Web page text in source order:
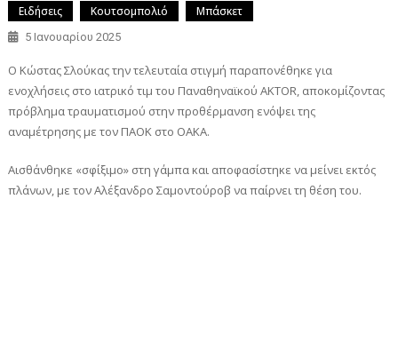
Ειδήσεις Κουτσομπολιό Μπάσκετ
5 Ιανουαρίου 2025
Ο Κώστας Σλούκας την τελευταία στιγμή παραπονέθηκε για
ενοχλήσεις στο ιατρικό τιμ του Παναθηναϊκού AKTOR, αποκομίζοντας
πρόβλημα τραυματισμού στην προθέρμανση ενόψει της
αναμέτρησης με τον ΠΑΟΚ στο ΟΑΚΑ.
Αισθάνθηκε «σφίξιμο» στη γάμπα και αποφασίστηκε να μείνει εκτός
πλάνων, με τον Αλέξανδρο Σαμοντούροβ να παίρνει τη θέση του.